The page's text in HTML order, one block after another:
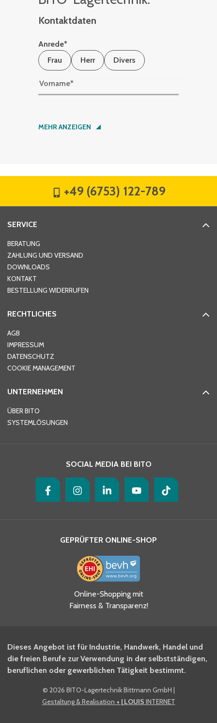
Kontaktdaten
Anrede*
Frau
Herr Divers
Vorname*
Nachname*
Hausnummer
Ort*
Telefon
Ja, ich habe die
Datenschutzhinweise gelesen
und akzeptiere diese.
BITO Newsletter Fachwissen
Intralogistiker anmelden.
Ja, ich möchte mich für den
BITO Shop-Newsletter
MEHR ANZEIGEN
+49 (6753) 122-789
SERVICE
BERATUNG
ZAHLUNG UND VERSAND
DOWNLOADS
KONTAKT
BESTELLUNG WIDERRUFEN
RECHTLICHES
AGB
IMPRESSUM
DATENSCHUTZ
COOKIE MANAGEMENT
UNTERNEHMEN
ÜBER BITO
SYSTEMLÖSUNGEN
SOCIAL MEDIA BEI BITO
GEPRÜFTER ONLINE-SHOP
Online-Shopping mit
Fairness & Transparenz!
Dieses Angebot ist für Industrie, Handwerk, Handel und
die freien Berufe zur Verwendung in der selbstständigen,
beruflichen oder gewerblichen Tätigkeit bestimmt.
© 2026 BITO-Lagertechnik Bittmann GmbH |
Gestaltung & Realisation + | LOUIS INTERNET